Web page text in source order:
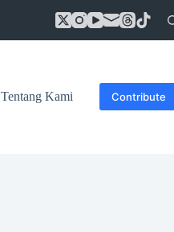
Tentang Kami Contribute